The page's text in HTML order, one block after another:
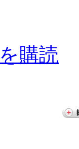
購読